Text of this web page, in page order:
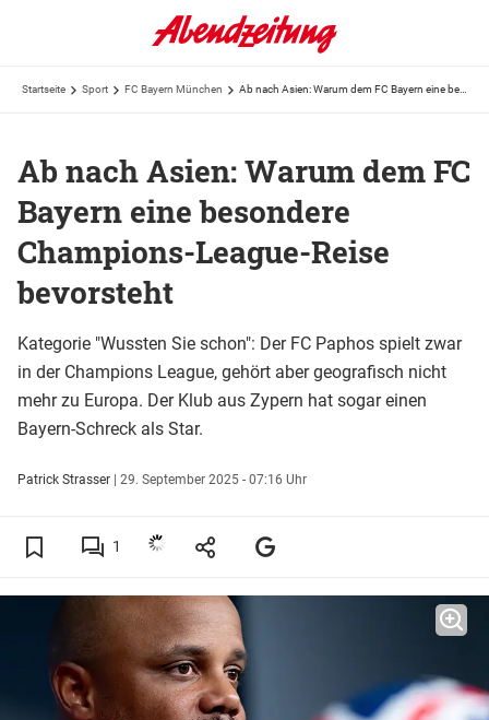
Startseite Sport FC Bayern München
Ab nach Asien: Warum dem FC
Bayern eine besondere
Champions-League-Reise
bevorsteht
Kategorie "Wussten Sie schon": Der FC Paphos spielt zwar
in der Champions League, gehört aber geografisch nicht
mehr zu Europa. Der Klub aus Zypern hat sogar einen
Bayern-Schreck als Star.
Patrick Strasser | 29. September 2025 - 07:16 Uhr
1